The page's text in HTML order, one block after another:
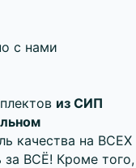
с нами
из СИП
качества на ВСЕХ
за ВСЁ! Кроме того,